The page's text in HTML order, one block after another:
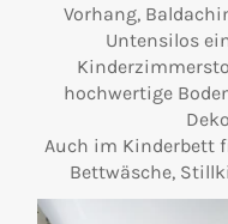
Vorhang,
Untensilos
hochwertige
Auch im Kinderbett
Bettwäsche,